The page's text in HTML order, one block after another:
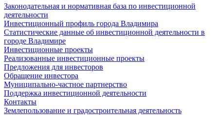
Законодательная и нормативная база по инвестиционной
деятельности
Инвестиционный профиль города Владимира
Статистические данные об инвестиционной деятельности в
городе Владимире
Инвестиционные проекты
Реализованные инвестиционные проекты
Предложения для инвесторов
Обращение инвестора
Муниципально-частное партнерство
Поддержка инвестиционной деятельности
Контакты
Землепользование и градостроительная деятельность